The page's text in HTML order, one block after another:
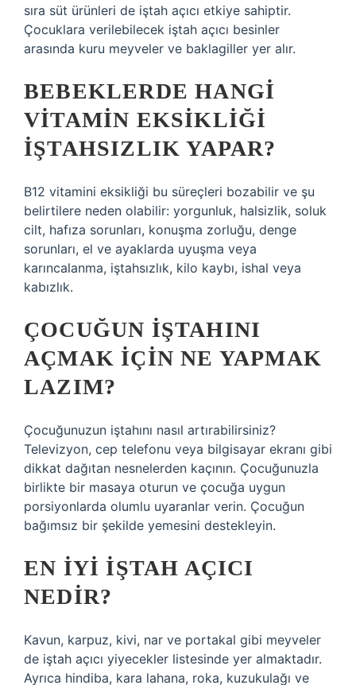
sıra süt ürünleri de iştah açıcı etkiye sahiptir.
Çocuklara verilebilecek iştah açıcı besinler
arasında kuru meyveler ve baklagiller yer alır.
BEBEKLERDE HANGI
VITAMIN EKSIKLIĞI
IŞTAHSIZLIK YAPAR?
B12 vitamini eksikliği bu süreçleri bozabilir ve şu
belirtilere neden olabilir: yorgunluk, halsizlik, soluk
cilt, hafıza sorunları, konuşma zorluğu, denge
sorunları, el ve ayaklarda uyuşma veya
karıncalanma, iştahsızlık, kilo kaybı, ishal veya
kabızlık.
ÇOCUĞUN IŞTAHINI
AÇMAK IÇIN NE YAPMAK
LAZIM?
Çocuğunuzun iştahını nasıl artırabilirsiniz?
Televizyon, cep telefonu veya bilgisayar ekranı gibi
dikkat dağıtan nesnelerden kaçının. Çocuğunuzla
birlikte bir masaya oturun ve çocuğa uygun
porsiyonlarda olumlu uyaranlar verin. Çocuğun
bağımsız bir şekilde yemesini destekleyin.
EN IYI IŞTAH AÇICI
NEDIR?
Kavun, karpuz, kivi, nar ve portakal gibi meyveler
de iştah açıcı yiyecekler listesinde yer almaktadır.
Ayrıca hindiba, kara lahana, roka, kuzukulağı ve